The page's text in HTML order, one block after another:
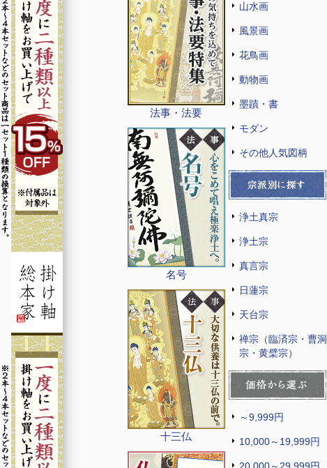
法事・法要
名号
十三仏
山水画
風景画
花鳥画
動物画
墨蹟・書
モダン
その他人気図柄
浄土真宗
浄土宗
真言宗
日蓮宗
天台宗
禅宗（臨済宗・曹洞
宗・黄檗宗）
～9,999円
10,000～19,999円